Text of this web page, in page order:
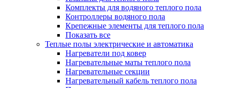
Комплекты для водяного теплого пола
Контроллеры водяного пола
Крепежные элементы для теплого пола
Показать все
Теплые полы электрические и автоматика
Нагреватели под ковер
Нагревательные маты теплого пола
Нагревательные секции
Нагревательный кабель теплого пола